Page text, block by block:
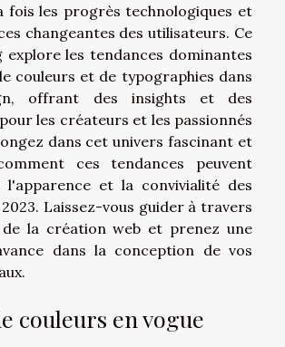
fois les progrès technologiques et
changeantes des utilisateurs. Ce
explore les tendances dominantes
couleurs et de typographies dans
offrant des insights et des
les créateurs et les passionnés
dans cet univers fascinant et
ces tendances peuvent
et la convivialité des
Laissez-vous guider à travers
de la création web et prenez une
dans la conception de vos
couleurs en vogue